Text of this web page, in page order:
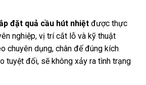
đặt quả cầu hút nhiệt được thực
nghiệp, vị trí cắt lỗ và kỹ thuật
chuyên dụng, chân đế đúng kích
tuyệt đối, sẽ không xảy ra tình trạng